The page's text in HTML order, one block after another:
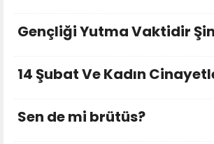
Gençliği Yutma Vaktidir
14 Şubat Ve Kadın
Sen de mi brütüs?